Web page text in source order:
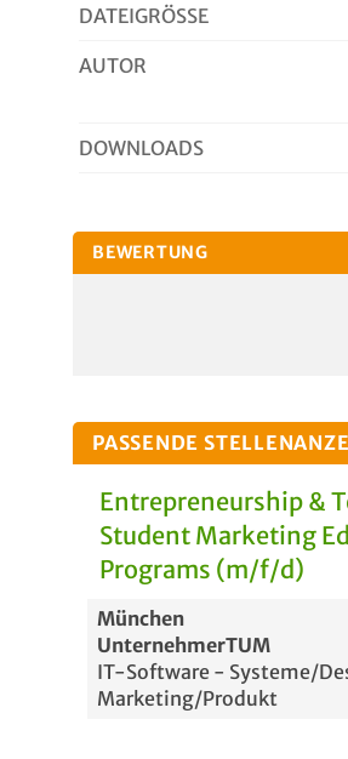
DATEIGRÖSSE
AUTOR
DOWNLOADS
BEWERTUNG
PASSENDE
Entrepreneurship &
Student Marketing
Programs (m/f/d)
München
UnternehmerTUM
IT-Software - Systeme/
Marketing/Produkt